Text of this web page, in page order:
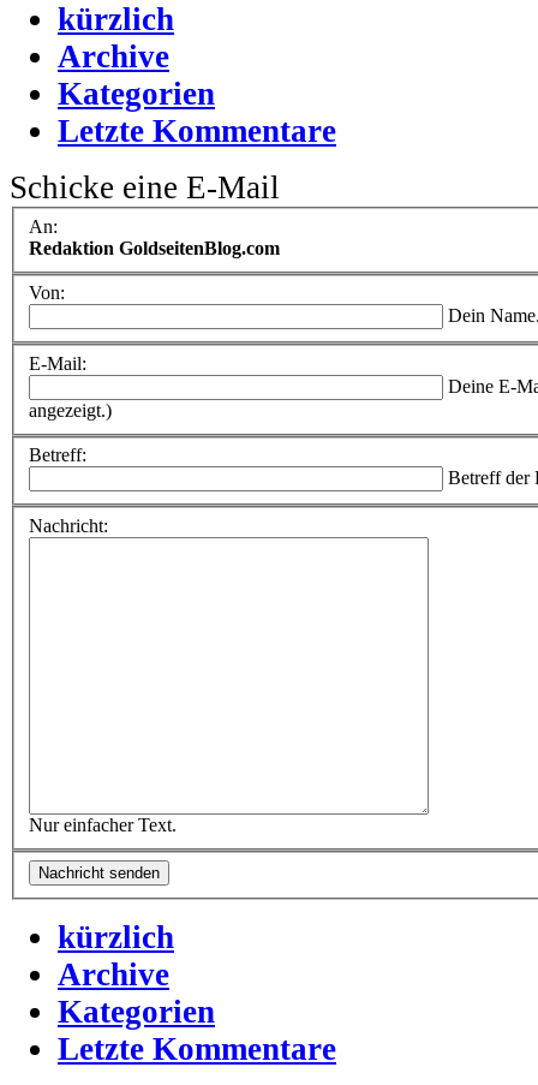
kürzlich
Archive
Kategorien
Letzte Kommentare
Schicke eine E-Mail
An:
Redaktion GoldseitenBlog.com
Von:
Dein
E-Mail:
Deine E-
angezeigt.)
Betreff:
Betreff der
Nachricht:
Nur einfacher Text.
kürzlich
Archive
Kategorien
Letzte Kommentare